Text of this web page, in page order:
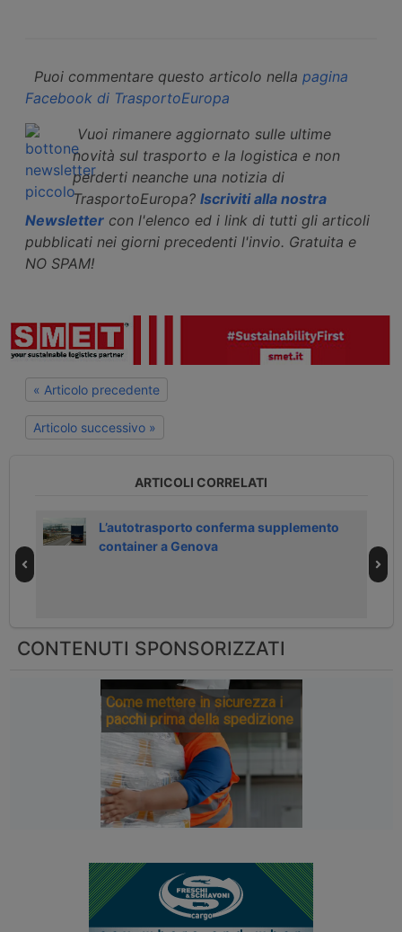
Puoi commentare questo articolo nella pagina
Facebook di TrasportoEuropa
Vuoi rimanere aggiornato sulle ultime
novità sul trasporto e la logistica e non
perderti neanche una notizia di
TrasportoEuropa? Iscriviti alla nostra
Newsletter con l'elenco ed i link di tutti gli articoli
pubblicati nei giorni precedenti l'invio. Gratuita e
NO SPAM!
« Articolo precedente
Articolo successivo »
ARTICOLI CORRELATI
L’autotrasporto conferma supplemento
container a Genova
CONTENUTI SPONSORIZZATI
Come mettere in sicurezza i
pacchi prima della spedizione